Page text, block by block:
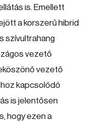
is. Emellett
a korszerű hibrid
szívultrahang
vezető
vezető
kapcsolódó
is jelentősen
hogy ezen a